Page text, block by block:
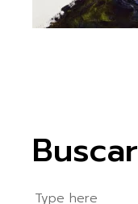
Buscar
Search